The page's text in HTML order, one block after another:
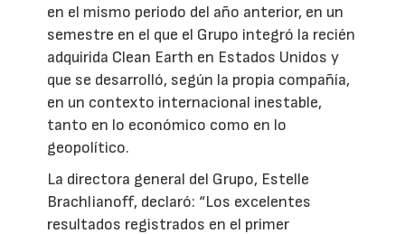
en el mismo periodo del año anterior, en un
semestre en el que el Grupo integró la recién
adquirida Clean Earth en Estados Unidos y
que se desarrolló, según la propia compañía,
en un contexto internacional inestable,
tanto en lo económico como en lo
geopolítico.
La directora general del Grupo, Estelle
Brachlianoff, declaró: “Los excelentes
resultados registrados en el primer